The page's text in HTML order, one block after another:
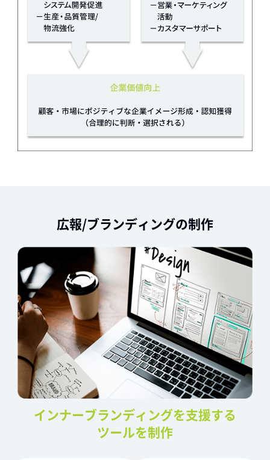
広報/ブランディングの制作
インナーブランディングを支援する
ツールを制作